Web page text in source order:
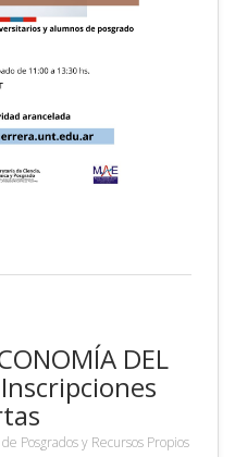
DEL
Inscripciones
Posgrados y Recursos Propios